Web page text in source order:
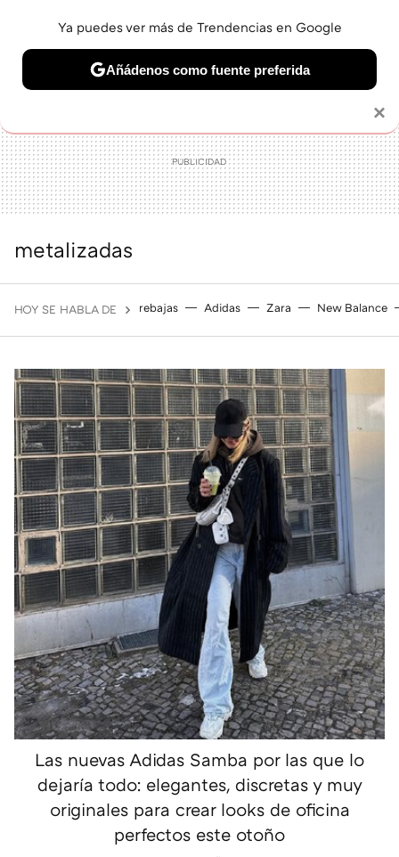
BELLEZA SHOPPING VIAJES GASTRO SNEAKERS
metalizadas
HOY SE HABLA DE rebajas Adidas Zara New Balance
Las nuevas Adidas Samba por las que lo
dejaría todo: elegantes, discretas y muy
originales para crear looks de oficina
perfectos este otoño
×
Ya puedes ver más de Trendencias en Google
Añádenos como fuente preferida